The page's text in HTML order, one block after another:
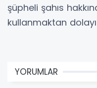
şüpheli şahıs
kullanmaktan dolayı
YORUMLAR